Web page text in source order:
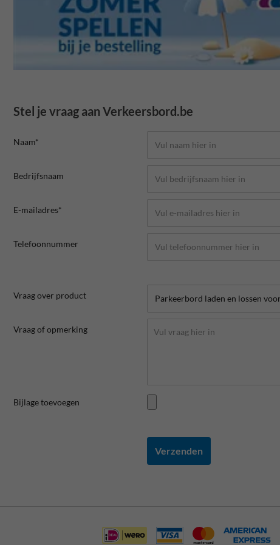
Stel je vraag aan Verkeersbord.be
Naam*
Bedrijfsnaam
E-mailadres*
Telefoonnummer
Vraag over product
Vraag of opmerking
Bijlage toevoegen
Verzenden